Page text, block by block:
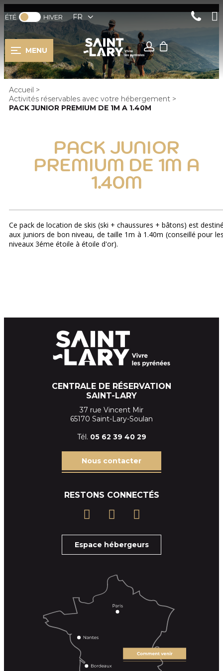
ÉTÉ HIVER FR
MENU
Accueil >
Activités réservables avec votre hébergement >
PACK JUNIOR PREMIUM DE 1M A 1.40M
PACK JUNIOR
PREMIUM DE 1M A
1.40M
Ce pack de location de skis (ski + chaussures + bâtons) est
aux juniors de bon niveau, de taille 1m à 1.40m (conseillé pour
niveaux 3éme étoile à étoile d'or).
CENTRALE DE RÉSERVATION
SAINT-LARY
37 rue Vincent Mir
65170 Saint-Lary-Soulan
Tél. 05 62 39 40 29
Nous contacter
RESTONS CONNECTÉS
Espace hébergeurs